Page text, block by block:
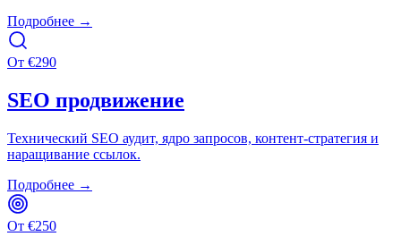
Подробнее →
От €290
SEO продвижение
Технический SEO аудит, ядро запросов, контент-стратегия и
наращивание ссылок.
Подробнее →
От €250